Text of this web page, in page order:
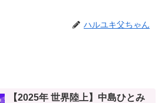
ハルユキ父ちゃん
【2025年 世界陸上】中島ひとみ